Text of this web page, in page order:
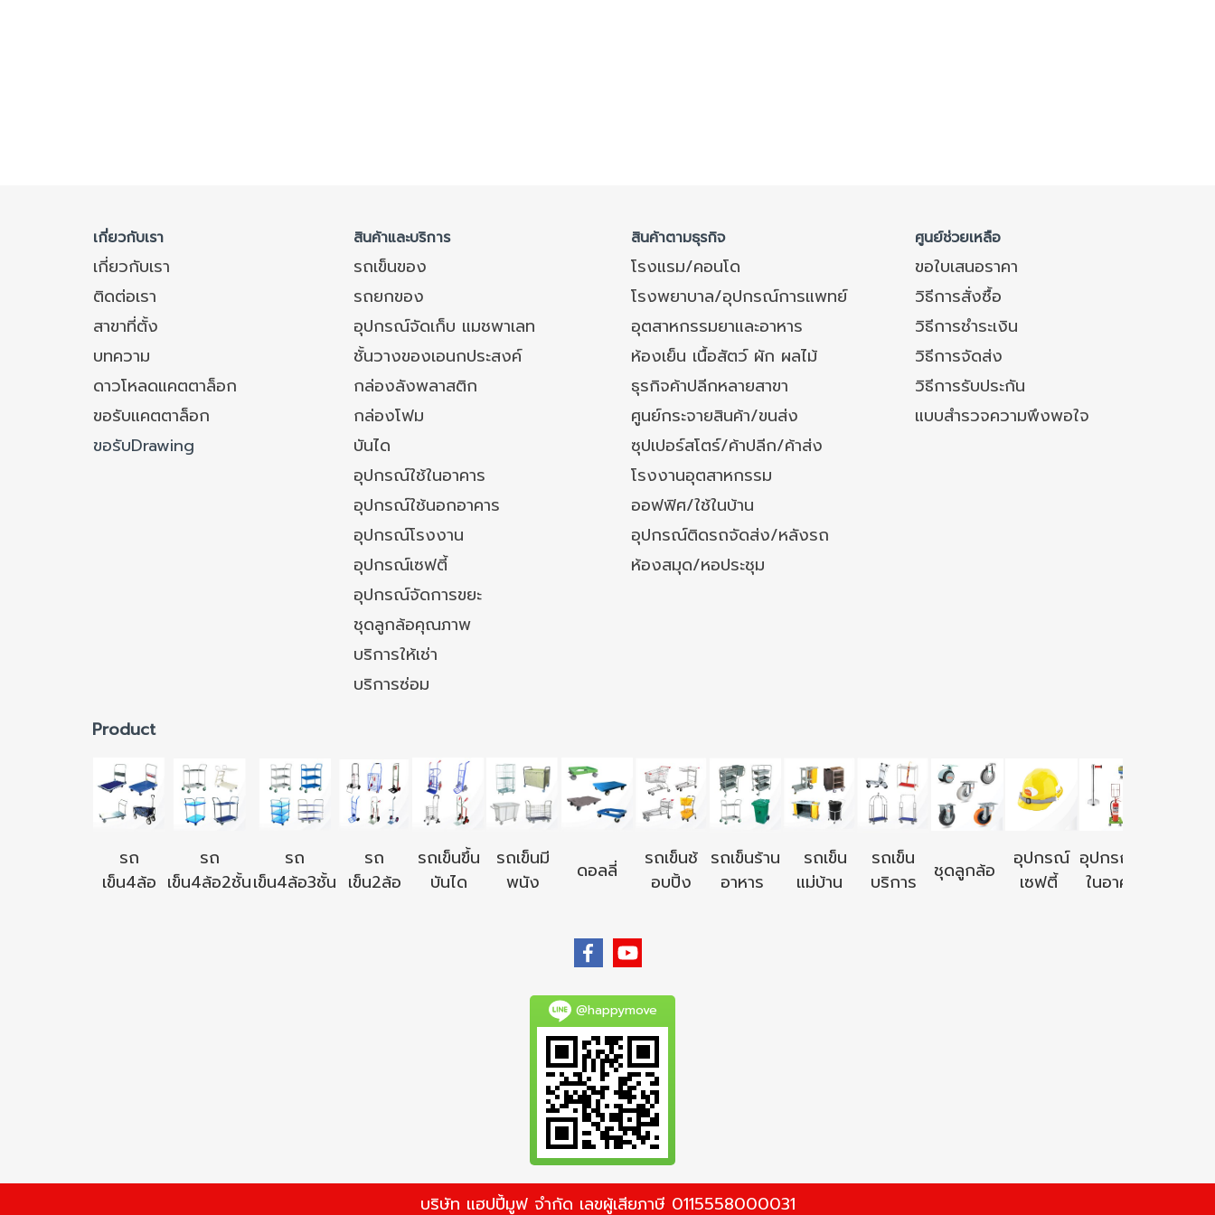
เกี่ยวกับเรา สินค้าและบริการ สินค้าตามธุรกิจ ศูนย์ช่วยเหลือ
เกี่ยวกับเรา รถเข็นของ โรงแรม/คอนโด
ขอใบเสนอราคา
ติดต่อเรา
รถยกของ โรงพยาบาล/อุปกรณ์การแพทย์
วิธีการสั่งซื้อ
สาขาที่ตั้ง
อุปกรณ์จัดเก็บ แมชพาเลท อุตสาหกรรมยาและอาหาร
วิธีการชำระเงิน
บทความ
ชั้นวางของเอนกประสงค์ ห้องเย็น เนื้อสัตว์ ผัก ผลไม้
วิธีการจัดส่ง
ดาวโหลดแคตตาล็อก
กล่องลังพลาสติก ธุรกิจค้าปลีกหลายสาขา
วิธีการรับประกัน
ขอรับแคตตาล็อก
กล่องโฟม ศูนย์กระจายสินค้า/ขนส่ง
แบบสำรวจความพึงพอใจ
ขอรับDrawing
บันได
ซุปเปอร์สโตร์/ค้าปลีก/ค้าส่ง
อุปกรณ์ใช้ในอาคาร
โรงงานอุตสาหกรรม
อุปกรณ์ใช้นอกอาคาร
ออฟฟิศ/ใช้ในบ้าน
อุปกรณ์โรงงาน
อุปกรณ์ติดรถจัดส่ง/หลังรถ
อุปกรณ์เซฟตี้
ห้องสมุด/หอประชุม
อุปกรณ์จัดการขยะ
ชุดลูกล้อคุณภาพ
บริการให้เช่า
บริการซ่อม
Product
รถ
เข็น4ล้อ
รถ
เข็น4ล้อ2ชั้น
รถ
เข็น4ล้อ3ชั้น
รถ
เข็น2ล้อ
รถเข็นขึ้น
บันได
รถเข็นมี
พนัง
ดอลลี่
รถเข็นช้
อบปิ้ง
รถเข็นร้าน
อาหาร
รถเข็น
แม่บ้าน
รถเข็น
บริการ
ชุดลูกล้อ
อุปกรณ์
เซฟตี้
อุปกรณ์ใช้
ในอาคาร
@happymove
บริษัท แฮปปี้มูฟ จำกัด เลขผู้เสียภาษี 0115558000031